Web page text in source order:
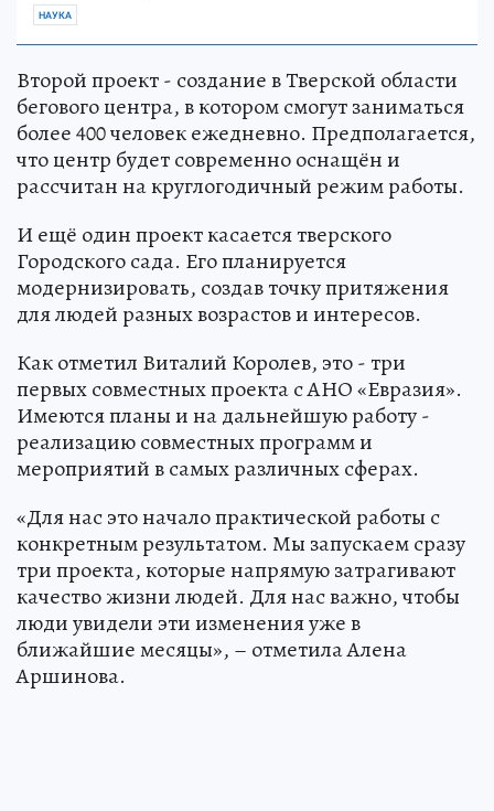
НАУКА
Второй проект - создание в Тверской области
бегового центра, в котором смогут заниматься
более 400 человек ежедневно. Предполагается,
что центр будет современно оснащён и
рассчитан на круглогодичный режим работы.
И ещё один проект касается тверского
Городского сада. Его планируется
модернизировать, создав точку притяжения
для людей разных возрастов и интересов.
Как отметил Виталий Королев, это - три
первых совместных проекта с АНО «Евразия».
Имеются планы и на дальнейшую работу -
реализацию совместных программ и
мероприятий в самых различных сферах.
«Для нас это начало практической работы с
конкретным результатом. Мы запускаем сразу
три проекта, которые напрямую затрагивают
качество жизни людей. Для нас важно, чтобы
люди увидели эти изменения уже в
ближайшие месяцы», – отметила Алена
Аршинова.